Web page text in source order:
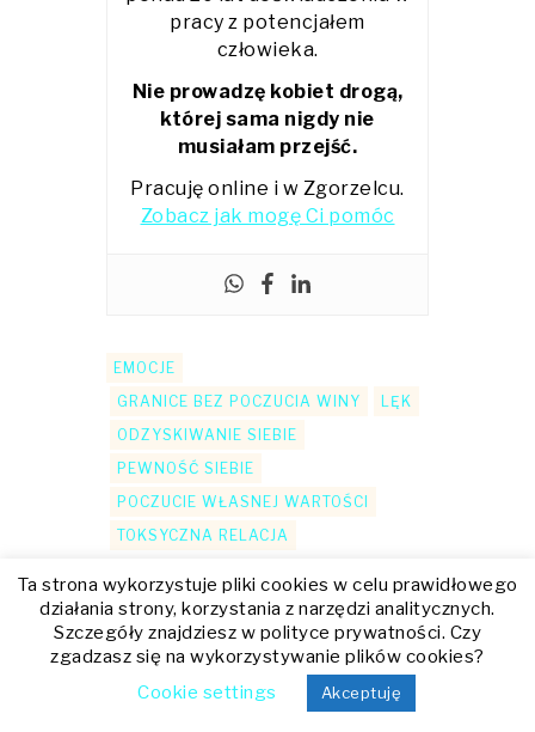
pracy z potencjałem
człowieka.
Nie prowadzę kobiet drogą,
której sama nigdy nie
musiałam przejść.
Pracuję online i w Zgorzelcu.
Zobacz jak mogę Ci pomóc
EMOCJE
GRANICE BEZ POCZUCIA WINY
LĘK
ODZYSKIWANIE SIEBIE
PEWNOŚĆ SIEBIE
POCZUCIE WŁASNEJ WARTOŚCI
TOKSYCZNA RELACJA
Udostępnij:
Nawigacja
Ta strona wykorzystuje pliki cookies w celu prawidłowego
działania strony, korzystania z narzędzi analitycznych.
Szczegóły znajdziesz w polityce prywatności. Czy
zgadzasz się na wykorzystywanie plików cookies?
Cookie settings
Akceptuję